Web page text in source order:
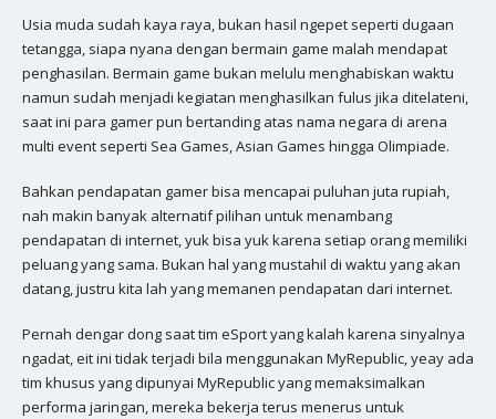
Usia muda sudah kaya raya, bukan hasil ngepet seperti dugaan
tetangga, siapa nyana dengan bermain game malah mendapat
penghasilan. Bermain game bukan melulu menghabiskan waktu
namun sudah menjadi kegiatan menghasilkan fulus jika ditelateni,
saat ini para gamer pun bertanding atas nama negara di arena
multi event seperti Sea Games, Asian Games hingga Olimpiade.
Bahkan pendapatan gamer bisa mencapai puluhan juta rupiah,
nah makin banyak alternatif pilihan untuk menambang
pendapatan di internet, yuk bisa yuk karena setiap orang memiliki
peluang yang sama. Bukan hal yang mustahil di waktu yang akan
datang, justru kita lah yang memanen pendapatan dari internet.
Pernah dengar dong saat tim eSport yang kalah karena sinyalnya
ngadat, eit ini tidak terjadi bila menggunakan MyRepublic, yeay ada
tim khusus yang dipunyai MyRepublic yang memaksimalkan
performa jaringan, mereka bekerja terus menerus untuk